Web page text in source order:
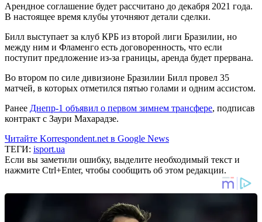
Арендное соглашение будет рассчитано до декабря 2021 года.
В настоящее время клубы уточняют детали сделки.
Билл выступает за клуб КРБ из второй лиги Бразилии, но
между ним и Фламенго есть договоренность, что если
поступит предложение из-за границы, аренда будет прервана.
Во втором по силе дивизионе Бразилии Билл провел 35
матчей, в которых отметился пятью голами и одним ассистом.
Ранее Днепр-1 объявил о первом зимнем трансфере, подписав
контракт с Заури Махарадзе.
Читайте Korrespondent.net в Google News
ТЕГИ: isport.ua
Если вы заметили ошибку, выделите необходимый текст и
нажмите Ctrl+Enter, чтобы сообщить об этом редакции.